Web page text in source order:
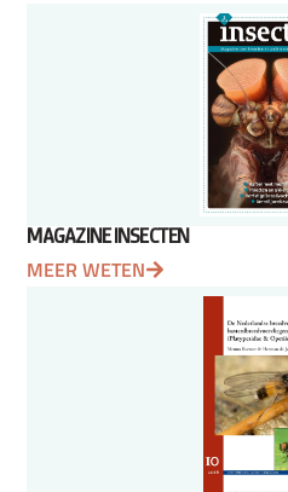
MAGAZINE INSECTEN
MEER WETEN